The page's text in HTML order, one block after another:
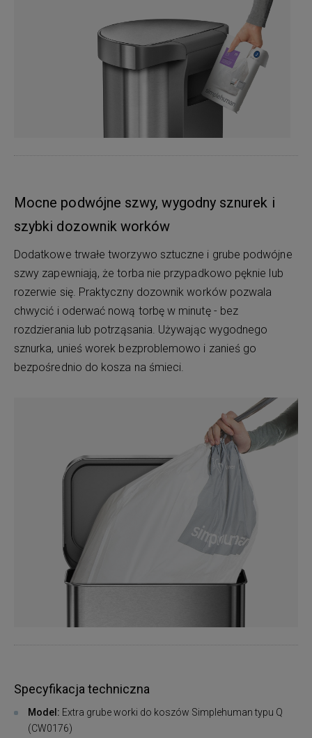
Mocne podwójne szwy, wygodny sznurek i
szybki dozownik worków
Dodatkowe trwałe tworzywo sztuczne i grube podwójne
szwy zapewniają, że torba nie przypadkowo pęknie lub
rozerwie się. Praktyczny dozownik worków pozwala
chwycić i oderwać nową torbę w minutę - bez
rozdzierania lub potrząsania. Używając wygodnego
sznurka, unieś worek bezproblemowo i zanieś go
bezpośrednio do kosza na śmieci.
Specyfikacja techniczna
Model: Extra grube worki do koszów Simplehuman typu Q
(CW0176)